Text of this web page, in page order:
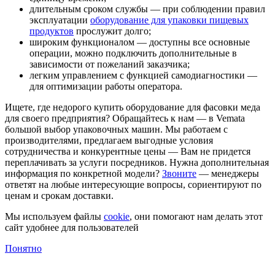
длительным сроком службы — при соблюдении правил
эксплуатации оборудование для упаковки пищевых
продуктов прослужит долго;
широким функционалом — доступны все основные
операции, можно подключить дополнительные в
зависимости от пожеланий заказчика;
легким управлением с функцией самодиагностики —
для оптимизации работы оператора.
Ищете, где недорого купить оборудование для фасовки меда
для своего предприятия? Обращайтесь к нам — в Vemata
большой выбор упаковочных машин. Мы работаем с
производителями, предлагаем выгодные условия
сотрудничества и конкурентные цены — Вам не придется
переплачивать за услуги посредников. Нужна дополнительная
информация по конкретной модели? Звоните — менеджеры
ответят на любые интересующие вопросы, сориентируют по
ценам и срокам доставки.
Мы используем файлы cookie, они помогают нам делать этот
сайт удобнее для пользователей
Понятно